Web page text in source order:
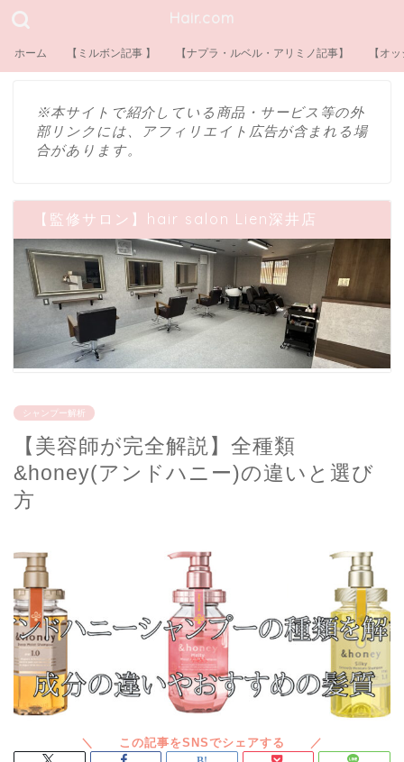
Hair.com
ホーム 【ミルボン記事 】 【ナプラ・ルベル・アリミノ記事】 【オ
※本サイトで紹介している商品・サービス等の外
部リンクには、アフィリエイト広告が含まれる場
合があります。
【監修サロン】hair salon Lien深井店
シャンプー解析
【美容師が完全解説】全種類
&honey(アンドハニー)の違いと選び
方